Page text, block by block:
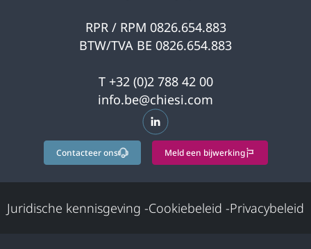
RPR / RPM 0826.654.883
BTW/TVA BE 0826.654.883
T +32 (0)2 788 42 00
info.be@chiesi.com
opens in a new tab
Contacteer ons Meld een bijwerking
Juridische kennisgeving -Cookiebeleid -Privacybeleid